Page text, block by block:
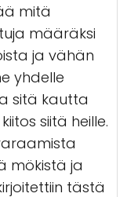
mitä
määräksi
ja vähän
yhdelle
sitä kautta
siitä heille.
mökistä ja
tästä